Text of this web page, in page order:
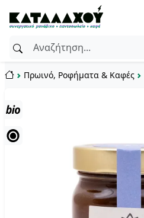
Πρωινό, Ροφήματα & Καφές